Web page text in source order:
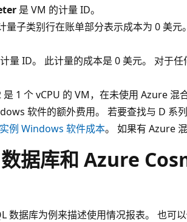
是 VM 的计量 ID。
量子类别行在账单部分表示成本为 0 美
量 ID。 此计量的成本是 0 美元。 对于
1 个 vCPU 的 VM，在未使用 Azure 混
软件的额外费用。 若要查找与 D 系
例 Windows 软件成本。 如果有 Azure
据库和 Azure
数据库为例来描述使用情况报表。 也可